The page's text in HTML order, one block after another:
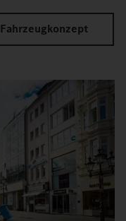
Fahrzeugkonzept